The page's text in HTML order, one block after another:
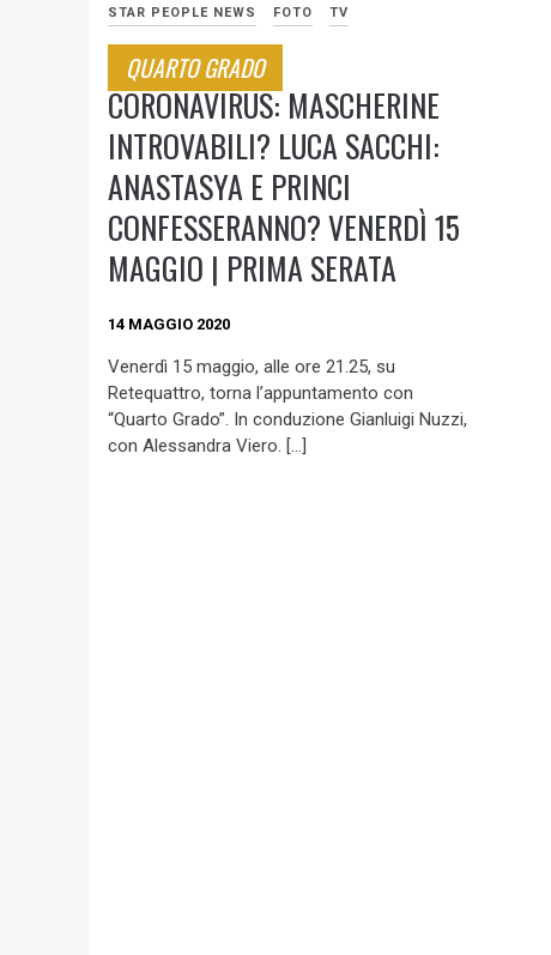
STAR PEOPLE NEWS FOTO TV
QUARTO GRADO
CORONAVIRUS: MASCHERINE
INTROVABILI? LUCA SACCHI:
ANASTASYA E PRINCI
CONFESSERANNO? VENERDÌ 15
MAGGIO | PRIMA SERATA
14 MAGGIO 2020
Venerdì 15 maggio, alle ore 21.25, su
Retequattro, torna l’appuntamento con
“Quarto Grado”. In conduzione Gianluigi Nuzzi,
con Alessandra Viero. […]